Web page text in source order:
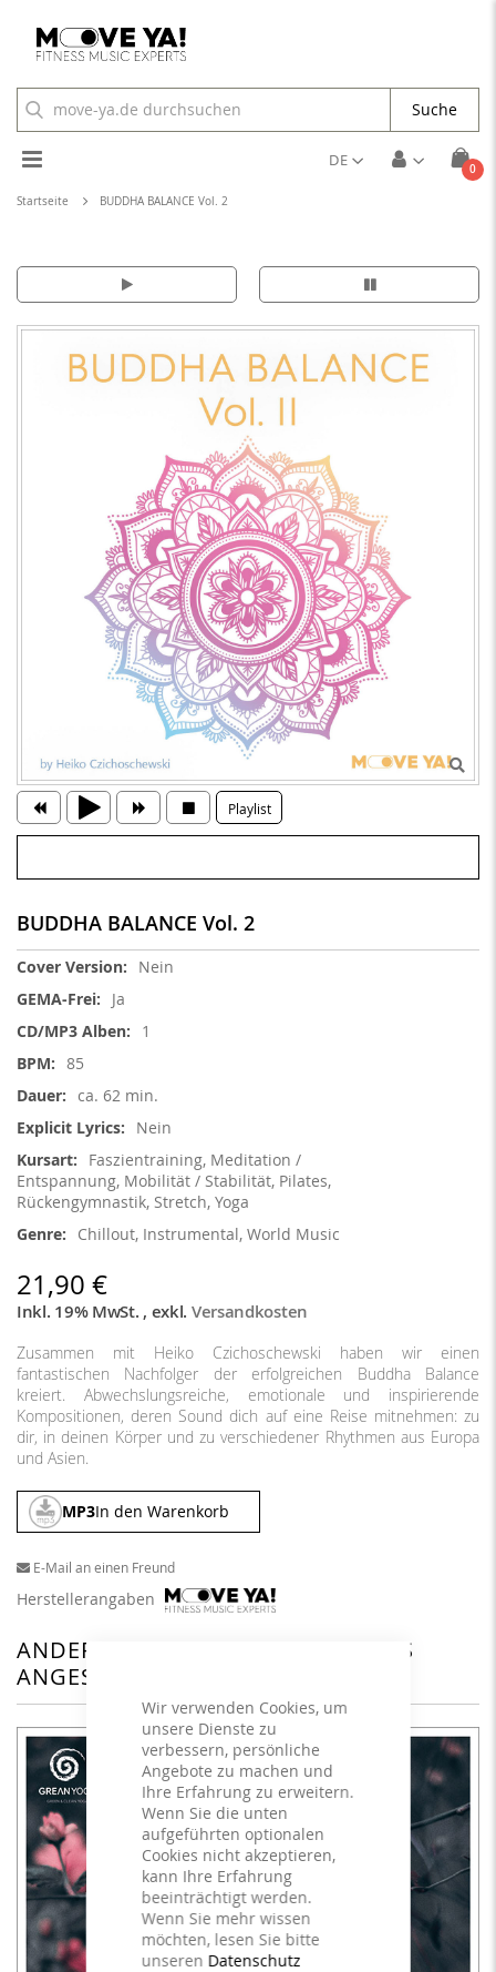
Wir verwenden Cookies, um
unsere Dienste zu
verbessern, persönliche
Angebote zu machen und
Ihre Erfahrung zu erweitern.
Wenn Sie die unten
aufgeführten optionalen
Cookies nicht akzeptieren,
kann Ihre Erfahrung
beeinträchtigt werden.
Wenn Sie mehr wissen
möchten, lesen Sie bitte
unseren Datenschutz
Cart
0
Toggle
Nav
DE
Suche
Startseite BUDDHA BALANCE Vol. 2
Playlist
BUDDHA BALANCE Vol. 2
Weitere
Nein
Ja
1
85
ca. 62 min.
Nein
Faszientraining, Meditation /
Entspannung, Mobilität / Stabilität, Pilates,
Rückengymnastik, Stretch, Yoga
Chillout, Instrumental, World Music
21,90 €
Inkl. 19% MwSt. , exkl. Versandkosten
Zusammen mit Heiko Czichoschewski haben wir einen
fantastischen Nachfolger der erfolgreichen Buddha Balance
kreiert. Abwechslungsreiche, emotionale und inspirierende
Kompositionen, deren Sound dich auf eine Reise mitnehmen: zu
dir, in deinen Körper und zu verschiedener Rhythmen aus Europa
und Asien.
MP3In den Warenkorb
E-Mail an einen Freund
Herstellerangaben
ANDERE KUNDEN HABEN SICH DAS
ANGESEHEN